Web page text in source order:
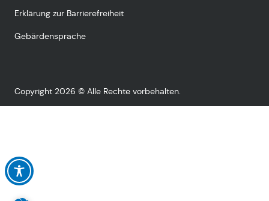
Erklärung zur Barrierefreiheit
Gebärdensprache
Copyright 2026 © Alle Rechte vorbehalten.